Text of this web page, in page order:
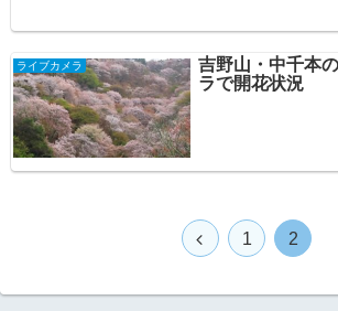
ライブカメラ
吉野山・中千本
ラで開花状況
1 2